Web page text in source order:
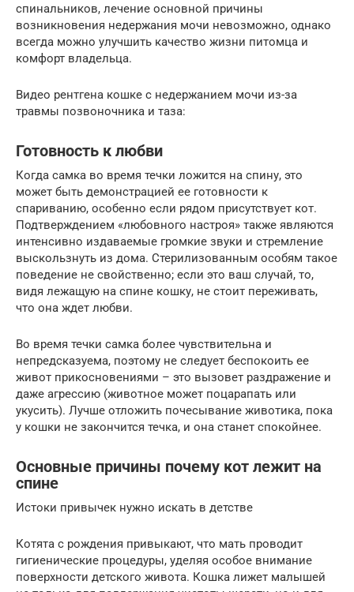
спинальников, лечение основной причины
возникновения недержания мочи невозможно, однако
всегда можно улучшить качество жизни питомца и
комфорт владельца.
Видео рентгена кошке с недержанием мочи из-за
травмы позвоночника и таза:
Готовность к любви
Когда самка во время течки ложится на спину, это
может быть демонстрацией ее готовности к
спариванию, особенно если рядом присутствует кот.
Подтверждением «любовного настроя» также являются
интенсивно издаваемые громкие звуки и стремление
выскользнуть из дома. Стерилизованным особям такое
поведение не свойственно; если это ваш случай, то,
видя лежащую на спине кошку, не стоит переживать,
что она ждет любви.
Во время течки самка более чувствительна и
непредсказуема, поэтому не следует беспокоить ее
живот прикосновениями – это вызовет раздражение и
даже агрессию (животное может поцарапать или
укусить). Лучше отложить почесывание животика, пока
у кошки не закончится течка, и она станет спокойнее.
Основные причины почему кот лежит на
спине
Истоки привычек нужно искать в детстве
Котята с рождения привыкают, что мать проводит
гигиенические процедуры, уделяя особое внимание
поверхности детского живота. Кошка лижет малышей